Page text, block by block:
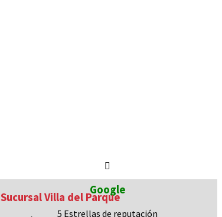
Google
5 Estrellas de reputación
Sucursal Villa del Parque